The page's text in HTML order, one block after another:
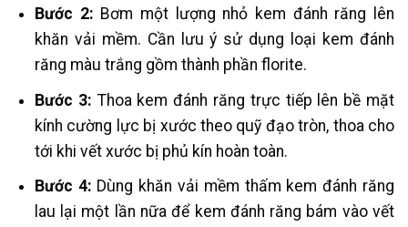
Bước 2: Bơm một lượng nhỏ kem đánh răng lên
khăn vải mềm. Cần lưu ý sử dụng loại kem đánh
răng màu trắng gồm thành phần florite.
Bước 3: Thoa kem đánh răng trực tiếp lên bề mặt
kính cường lực bị xước theo quỹ đạo tròn, thoa cho
tới khi vết xước bị phủ kín hoàn toàn.
Bước 4: Dùng khăn vải mềm thấm kem đánh răng
lau lại một lần nữa để kem đánh răng bám vào vết